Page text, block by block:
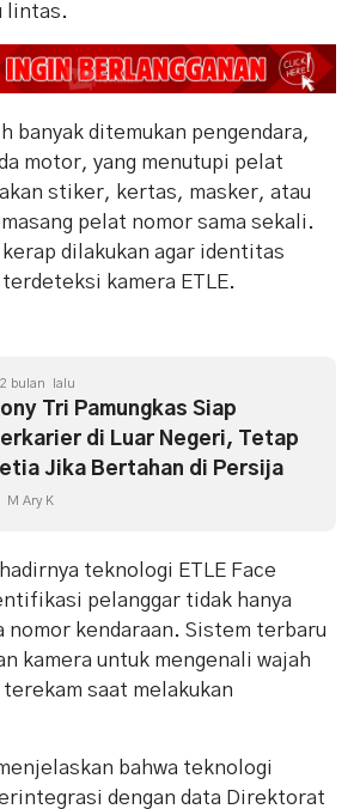
lintas.
banyak ditemukan pengendara,
motor, yang menutupi pelat
stiker, kertas, masker, atau
pelat nomor sama sekali.
dilakukan agar identitas
kamera ETLE.
2 bulan lalu
Tri Pamungkas Siap
di Luar Negeri, Tetap
Jika Bertahan di Persija
M Ary K
teknologi ETLE Face
pelanggar tidak hanya
nomor kendaraan. Sistem terbaru
kamera untuk mengenali wajah
terekam saat melakukan
bahwa teknologi
dengan data Direktorat